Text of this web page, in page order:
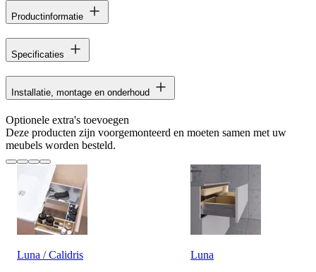
Productinformatie
Specificaties
Installatie, montage en onderhoud
Optionele extra's toevoegen
Deze producten zijn voorgemonteerd en moeten samen met uw
meubels worden besteld.
Luna / Calidris
Luna